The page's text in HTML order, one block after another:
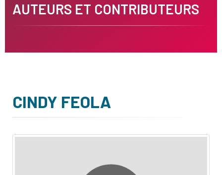
AUTEURS ET CONTRIBUTEURS
CINDY FEOLA